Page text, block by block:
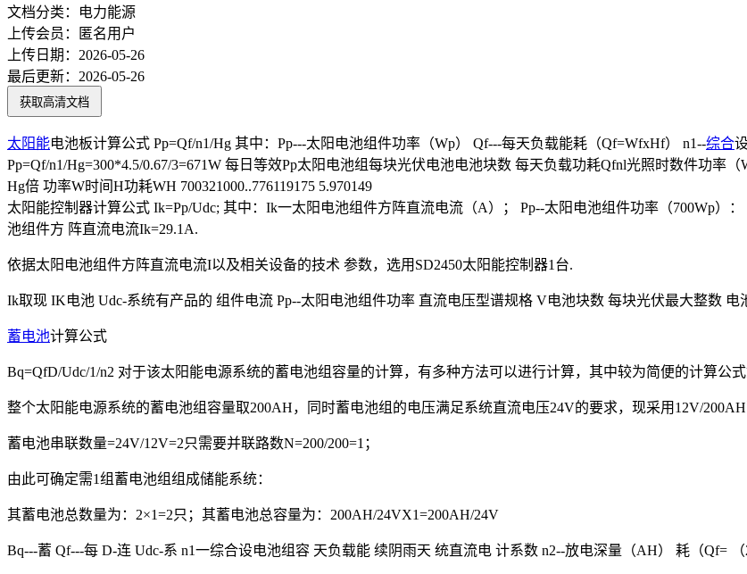
文档分类：
电力能源
上传会员：
匿名用户
上传日期： 2026-05-26
最后更新： 2026-05-26
获取高清文档
太阳能电池板计算公式 Pp=Qf/n1/Hg 其中：Pp---太阳电池组件功率（Wp） Qf---每天负载能耗（Qf=WfxHf） n1--综合
Pp=Qf/n1/Hg=300*4.5/0.67/3=671W 每日等效Pp太阳电池组每块光伏电池电池块数 每天负载功耗Qfnl光照时数件功率
Hg倍 功率W时间H功耗WH 700321000..776119175 5.970149
太阳能控制器计算公式 Ik=Pp/Udc; 其中：Ik一太阳电池组件方阵直流电流（A）； Pp--太阳电池组件功率（700Wp）
池组件方 阵直流电流Ik=29.1A.
依据太阳电池组件方阵直流电流I以及相关设备的技术 参数，选用SD2450太阳能控制器1台.
Ik取现 IK电池 Udc-系统有产品的 组件电流 Pp--太阳电池组件功率 直流电压型谱规格 V电池块数 每块光伏最大整数 电
蓄电池计算公式
Bq=QfD/Udc/1/n2 对于该太阳能电源系统的蓄电池组容量的计算，有多种方法可以进行计算，其中较为简便的计算公式
整个太阳能电源系统的蓄电池组容量取200AH，同时蓄电池组的电压满足系统直流电压24V的要求，现采用12V/
蓄电池串联数量=24V/12V=2只需要并联路数N=200/200=1；
由此可确定需1组蓄电池组组成储能系统：
其蓄电池总数量为：2×1=2只；其蓄电池总容量为：200AH/24VX1=200AH/24V
Bq---蓄 Qf---每 D-连 Udc-系 n1一综合设电池组容 天负载能 续阴雨天 统直流电 计系数 n2--放电深量（AH） 耗（Qf= （